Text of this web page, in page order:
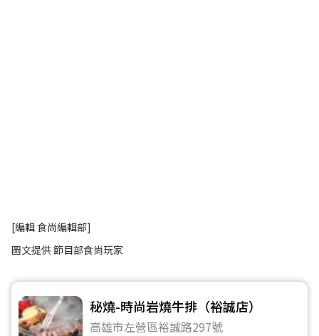
[編輯 食尚編輯部]
圖文提供 節目部食尚玩家
秘燒-時尚岩燒牛排（裕誠店）
高雄市左營區裕誠路297號